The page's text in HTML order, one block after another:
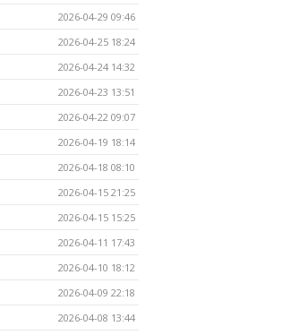
2026-04-29 09:46
2026-04-25 18:24
2026-04-24 14:32
2026-04-23 13:51
2026-04-22 09:07
2026-04-19 18:14
2026-04-18 08:10
2026-04-15 21:25
2026-04-15 15:25
2026-04-11 17:43
2026-04-10 18:12
2026-04-09 22:18
2026-04-08 13:44